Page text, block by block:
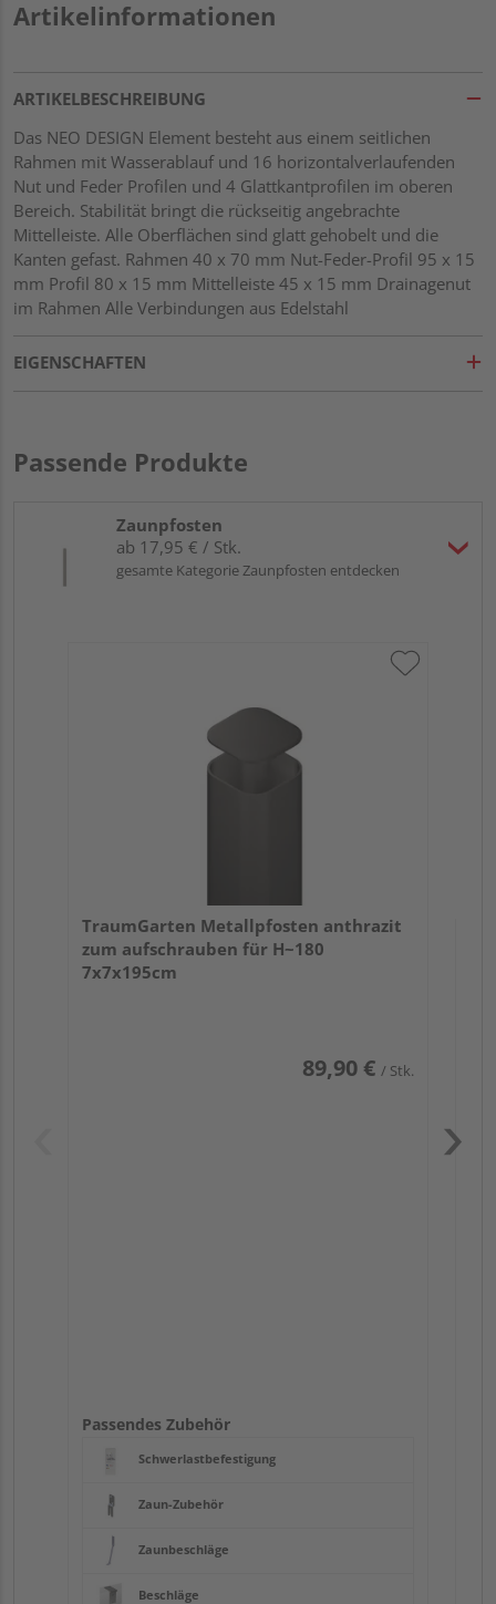
Artikelinformationen
ARTIKELBESCHREIBUNG
Das NEO DESIGN Element besteht aus einem seitlichen
Rahmen mit Wasserablauf und 16 horizontalverlaufenden
Nut und Feder Profilen und 4 Glattkantprofilen im oberen
Bereich. Stabilität bringt die rückseitig angebrachte
Mittelleiste. Alle Oberflächen sind glatt gehobelt und die
Kanten gefast. Rahmen 40 x 70 mm Nut-Feder-Profil 95 x 15
mm Profil 80 x 15 mm Mittelleiste 45 x 15 mm Drainagenut
im Rahmen Alle Verbindungen aus Edelstahl
EIGENSCHAFTEN
Passende Produkte
Zaunpfosten
ab 17,95 € / Stk.
gesamte Kategorie Zaunpfosten entdecken
TraumGarten Metallpfosten anthrazit
zum aufschrauben für H~180
7x7x195cm
89,90 € / Stk.
Passendes Zubehör
Schwerlastbefestigung
Zaun-Zubehör
Zaunbeschläge
Beschläge